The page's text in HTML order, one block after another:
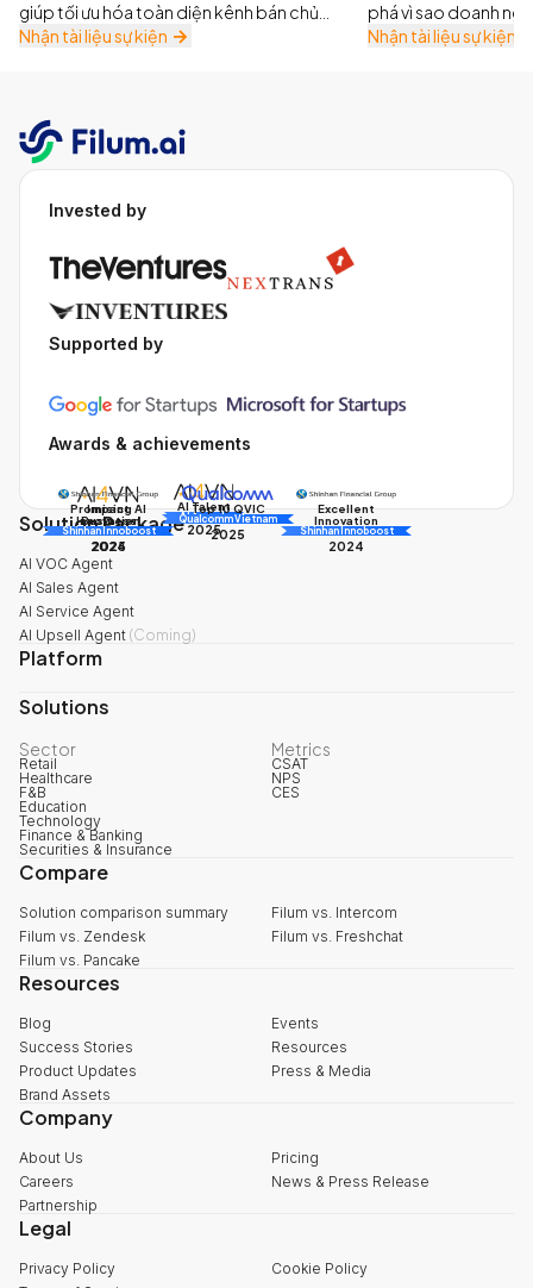
giúp tối ưu hóa toàn diện kênh bán chủ
động.
Nhận tài liệu sự kiện
phá vì sao doanh
thay thế NPS truyền
Nhận tài liệu sự kiện
Invested by
Supported by
Awards & achievements
Promising AI
Business
AI Awards
2025
AI Talent
AI Awards
2025
Excellent
Innovation
Shinhan Innoboost
2024
Impact
Innovation
Shinhan Innoboost
2024
Top 10 QVIC
Qualcomm Vietnam
2025
Solution Package
AI VOC Agent
AI Sales Agent
AI Service Agent
AI Upsell Agent (Coming)
Platform
Solutions
Sector
Retail
Healthcare
F&B
Education
Technology
Finance & Banking
Securities & Insurance
Metrics
CSAT
NPS
CES
Compare
Solution comparison summary
Filum vs. Intercom
Filum vs. Zendesk
Filum vs. Freshchat
Filum vs. Pancake
Resources
Blog
Events
Success Stories
Resources
Product Updates
Press & Media
Brand Assets
Company
About Us
Pricing
Careers
News & Press Release
Partnership
Legal
Privacy Policy
Cookie Policy